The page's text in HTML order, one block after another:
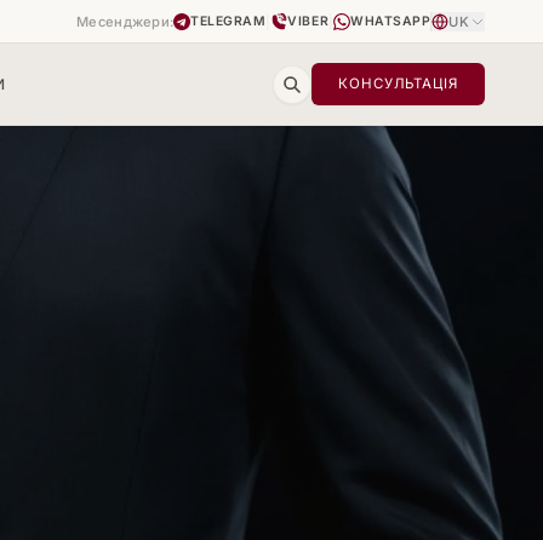
Месенджери: TELEGRAM VIBER | WHATSAPP UK
КОНСУЛЬТАЦІЯ